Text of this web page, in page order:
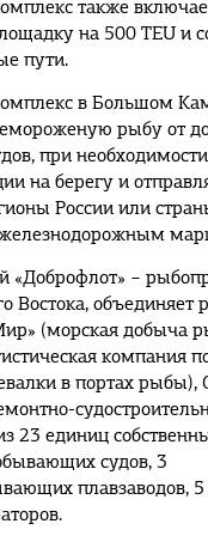
также
на 500 TEU и
пути.
в Большом
рыбу от
при
на берегу и
России или
«Доброфлот» −
Востока, объединяет
(морская добыча
компания
в портах рыбы),
23 единиц
судов, 3
плавзаводов,